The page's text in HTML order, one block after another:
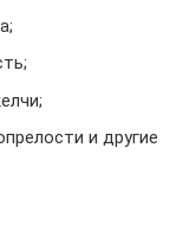
и другие